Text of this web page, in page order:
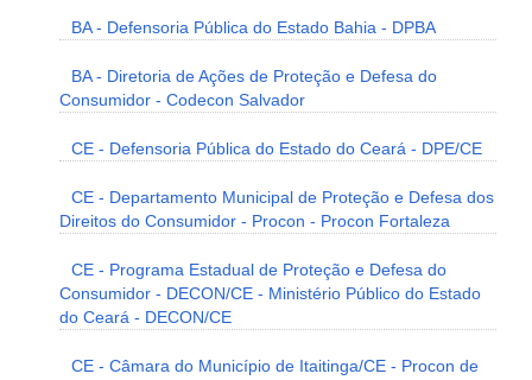
BA - Defensoria Pública do Estado Bahia - DPBA
BA - Diretoria de Ações de Proteção e Defesa do
Consumidor - Codecon Salvador
CE - Defensoria Pública do Estado do Ceará - DPE/CE
CE - Departamento Municipal de Proteção e Defesa dos
Direitos do Consumidor - Procon - Procon Fortaleza
CE - Programa Estadual de Proteção e Defesa do
Consumidor - DECON/CE - Ministério Público do Estado
do Ceará - DECON/CE
CE - Câmara do Município de Itaitinga/CE - Procon de